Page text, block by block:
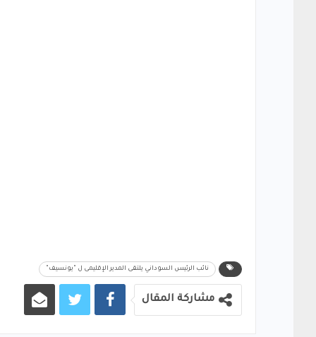
نائب الرئيس السوداني يلتقى المدير الإقليمى ل "يونسيف"
مشاركة المقال